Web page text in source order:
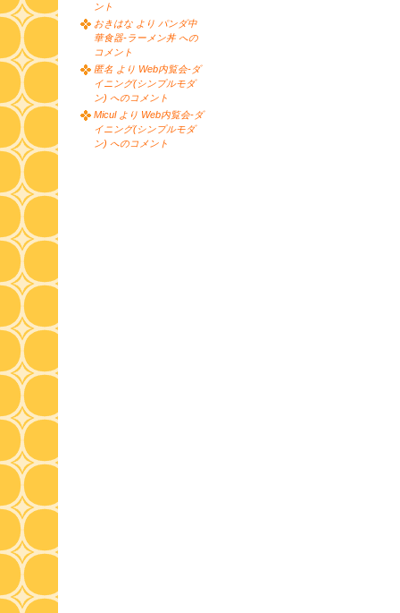
ント
おきはな より パンダ中
華食器-ラーメン丼 への
コメント
匿名 より Web内覧会-ダ
イニング(シンプルモダ
ン) へのコメント
Micul より Web内覧会-ダ
イニング(シンプルモダ
ン) へのコメント